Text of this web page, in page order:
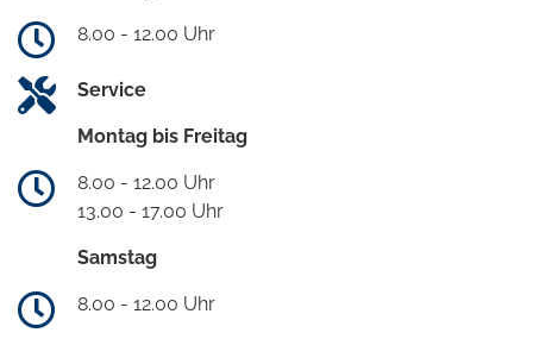
8.00 - 12.00 Uhr
Service
Montag bis Freitag
8.00 - 12.00 Uhr
13.00 - 17.00 Uhr
Samstag
8.00 - 12.00 Uhr